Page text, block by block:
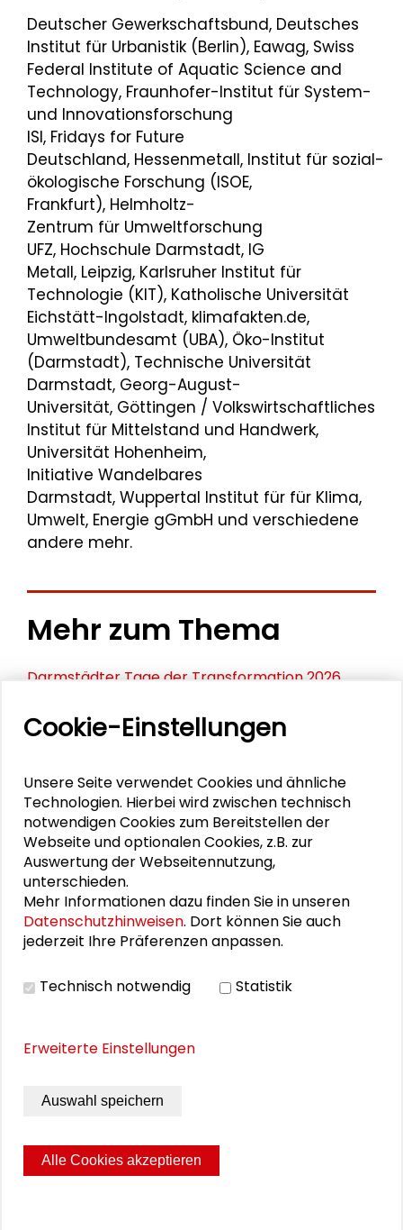
Deutscher Gewerkschaftsbund, Deutsches
Institut für Urbanistik (Berlin), Eawag, Swiss
Federal Institute of Aquatic Science and
Technology, Fraunhofer-Institut für System-
und Innovationsforschung
ISI, Fridays for Future
Deutschland, Hessenmetall, Institut für sozial-
ökologische Forschung (ISOE,
Frankfurt), Helmholtz-
Zentrum für Umweltforschung
UFZ, Hochschule Darmstadt, IG
Metall, Leipzig, Karlsruher Institut für
Technologie (KIT), Katholische Universität
Eichstätt-Ingolstadt, klimafakten.de,
Umweltbundesamt (UBA), Öko-Institut
(Darmstadt), Technische Universität
Darmstadt, Georg-August-
Universität, Göttingen / Volkswirtschaftliches
Institut für Mittelstand und Handwerk,
Universität Hohenheim,
Initiative Wandelbares
Darmstadt, Wuppertal Institut für für Klima,
Umwelt, Energie gGmbH und verschiedene
andere mehr.
Mehr zum Thema
Darmstädter Tage der Transformation 2026
DTdT26 | Demokratische Baukultur als kollektive
DTdT26 | Straßenräume räumen? Perspektiven
für eine sozial-ökologische Transformation des
„ruhenden Verkehrs“
PERSONEN IM KONTEXT
THEMEN ZU DIESEM BEITRAG
Nachhaltige Entwicklung
Tage der Transformation
Cookie-Einstellungen
Unsere Seite verwendet Cookies und ähnliche
Technologien. Hierbei wird zwischen technisch
notwendigen Cookies zum Bereitstellen der
Webseite und optionalen Cookies, z.B. zur
Auswertung der Webseitennutzung,
unterschieden.
Mehr Informationen dazu finden Sie in unseren
Datenschutzhinweisen. Dort können Sie auch
jederzeit Ihre Präferenzen anpassen.
Technisch notwendig Statistik
Erweiterte Einstellungen
Auswahl speichern
Alle Cookies akzeptieren